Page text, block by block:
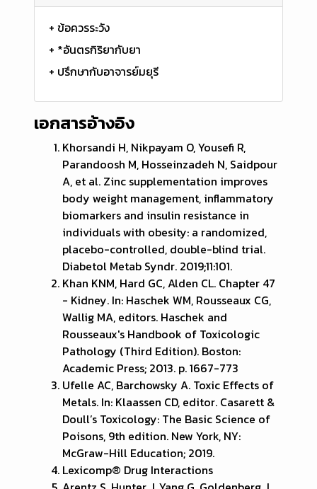
+ ข้อควรระวัง
+ *อันตรกิริยากับยา
+ ปรึกษากับอาจารย์มยุรี
เอกสารอ้างอิง
Khorsandi H, Nikpayam O, Yousefi R,
Parandoosh M, Hosseinzadeh N, Saidpour
A, et al. Zinc supplementation improves
body weight management, inflammatory
biomarkers and insulin resistance in
individuals with obesity: a randomized,
placebo-controlled, double-blind trial.
Diabetol Metab Syndr. 2019;11:101.
Khan KNM, Hard GC, Alden CL. Chapter 47
- Kidney. In: Haschek WM, Rousseaux CG,
Wallig MA, editors. Haschek and
Rousseaux's Handbook of Toxicologic
Pathology (Third Edition). Boston:
Academic Press; 2013. p. 1667-773
Ufelle AC, Barchowsky A. Toxic Effects of
Metals. In: Klaassen CD, editor. Casarett &
Doull’s Toxicology: The Basic Science of
Poisons, 9th edition. New York, NY:
McGraw-Hill Education; 2019.
Lexicomp® Drug Interactions